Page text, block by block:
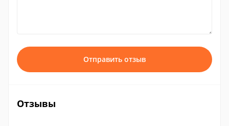
Отправить отзыв
Отзывы